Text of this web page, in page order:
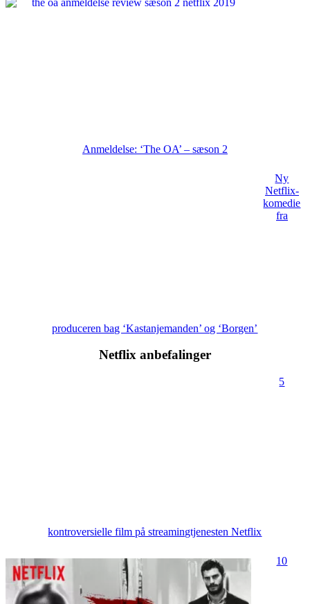
Anmeldelse: ‘The OA’ – sæson 2
Ny
Netflix-
komedie
fra
produceren bag ‘Kastanjemanden’ og ‘Borgen’
Netflix anbefalinger
5
kontroversielle film på streamingtjenesten Netflix
10